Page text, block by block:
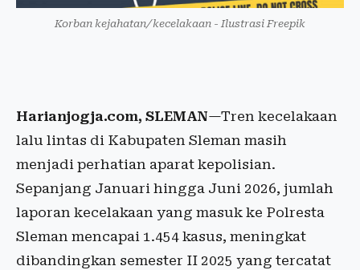
Korban kejahatan/kecelakaan - Ilustrasi Freepik
Harianjogja.com, SLEMAN—Tren kecelakaan
lalu lintas di Kabupaten Sleman masih
menjadi perhatian aparat kepolisian.
Sepanjang Januari hingga Juni 2026, jumlah
laporan kecelakaan yang masuk ke Polresta
Sleman mencapai 1.454 kasus, meningkat
dibandingkan semester II 2025 yang tercatat